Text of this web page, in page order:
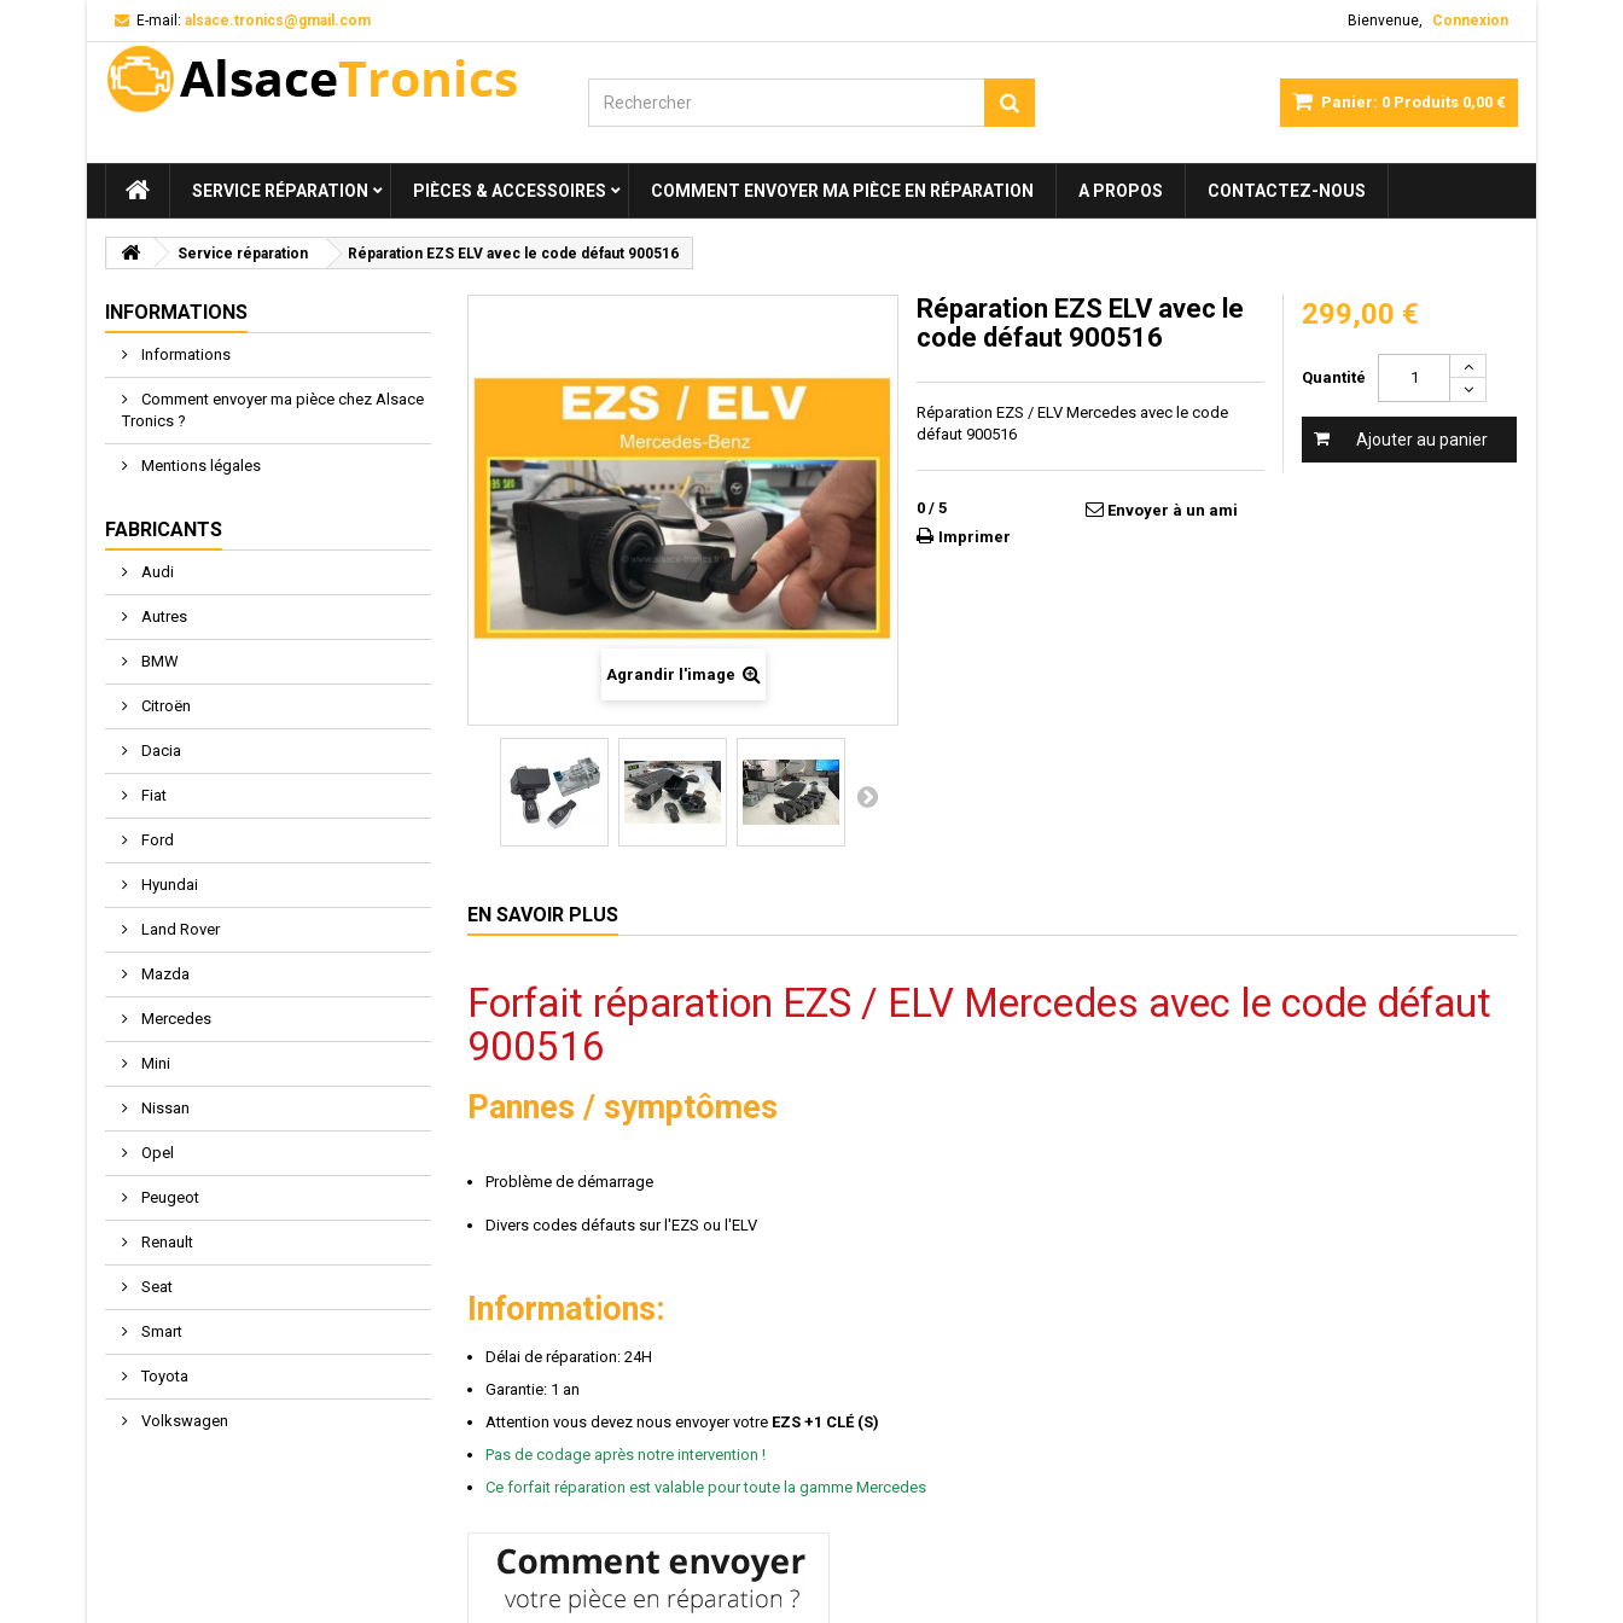
Bienvenue, Connexion
E-mail: alsace.tronics@gmail.com
Panier: 0 Produits 0,00 €
SERVICE RÉPARATION PIÈCES & ACCESSOIRES COMMENT ENVOYER MA PIÈCE EN RÉPARATION A PROPOS CONTACTEZ-NOUS
Service réparation Réparation EZS ELV avec le code défaut 900516
INFORMATIONS
Informations
Comment envoyer ma pièce chez Alsace
Tronics ?
Mentions légales
FABRICANTS
Audi
Autres
BMW
Citroën
Dacia
Fiat
Ford
Hyundai
Land Rover
Mazda
Mercedes
Mini
Nissan
Opel
Peugeot
Renault
Seat
Smart
Toyota
Volkswagen
Agrandir l'image
Réparation EZS ELV avec le
code défaut 900516
Réparation EZS / ELV Mercedes avec le code
défaut 900516
0 / 5
Envoyer à un ami
Imprimer
299,00 €
Quantité
Ajouter au panier
EN SAVOIR PLUS
Forfait réparation EZS / ELV Mercedes avec le code défaut
900516
Pannes / symptômes
Problème de démarrage
Divers codes défauts sur l'EZS ou l'ELV
Informations:
Délai de réparation: 24H
Garantie: 1 an
Attention vous devez nous envoyer votre EZS +1 CLÉ (S)
Pas de codage après notre intervention !
Ce forfait réparation est valable pour toute la gamme Mercedes